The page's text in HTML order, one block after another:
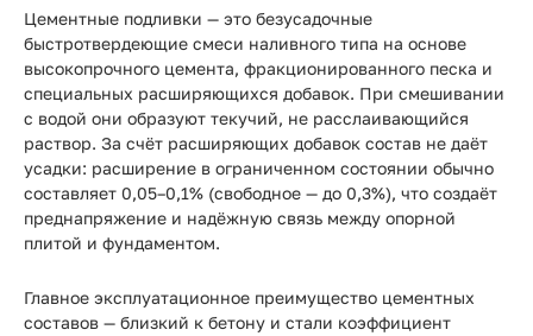
Цементные подливки — это безусадочные
быстротвердеющие смеси наливного типа на основе
высокопрочного цемента, фракционированного песка и
специальных расширяющихся добавок. При смешивании
с водой они образуют текучий, не расслаивающийся
раствор. За счёт расширяющих добавок состав не даёт
усадки: расширение в ограниченном состоянии обычно
составляет 0,05–0,1% (свободное — до 0,3%), что создаёт
преднапряжение и надёжную связь между опорной
плитой и фундаментом.
Главное эксплуатационное преимущество цементных
составов — близкий к бетону и стали коэффициент